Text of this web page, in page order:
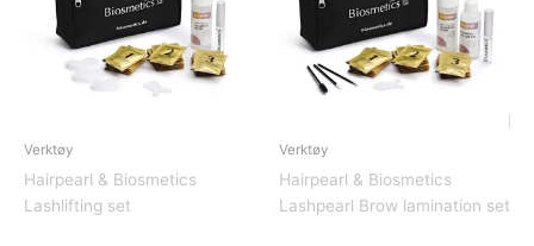
Verktøy
Hairpearl & Biosmetics
Lashlifting set
Verktøy
Hairpearl & Biosmetics
Lashpearl Brow lamination set